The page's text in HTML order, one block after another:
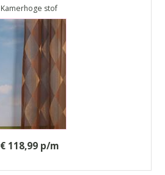
Kamerhoge stof
€ 118,99 p/m